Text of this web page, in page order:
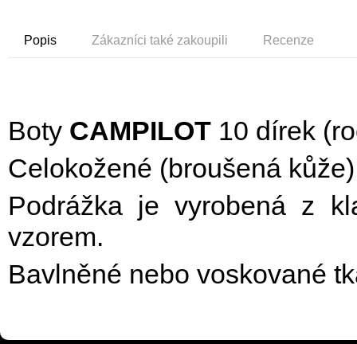
Popis Zákazníci také zakoupili Recenze
Boty CAMPILOT 10 dírek
Celokožené (broušená
Podrážka je vyrobená z
vzorem.
Bavlněné nebo voskované